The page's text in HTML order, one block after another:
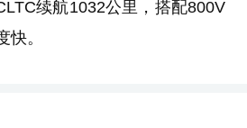
续航1032公里，搭配800V
。